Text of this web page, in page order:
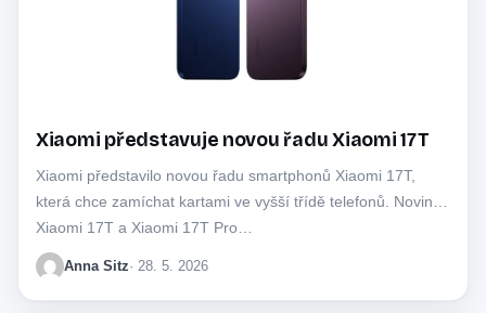
Xiaomi představuje novou řadu Xiaomi 17T
Xiaomi představilo novou řadu smartphonů Xiaomi 17T,
která chce zamíchat kartami ve vyšší třídě telefonů. Novinky
Xiaomi 17T a Xiaomi 17T Pro…
Anna Sitz· 28. 5. 2026